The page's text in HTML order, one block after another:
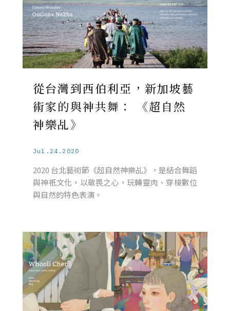
從台灣到西伯利亞，新加坡藝
術家的與神共舞： 《超自然
神樂乩》
Jul.24.2020
2020 台北藝術節《超自然神樂乩》，是結合舞蹈
與神祇文化，以敬畏之心，玩轉靈肉、穿梭數位
與自然的特色表演。